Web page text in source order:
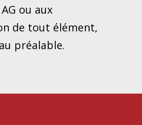
ou aux
de tout élément,
préalable.